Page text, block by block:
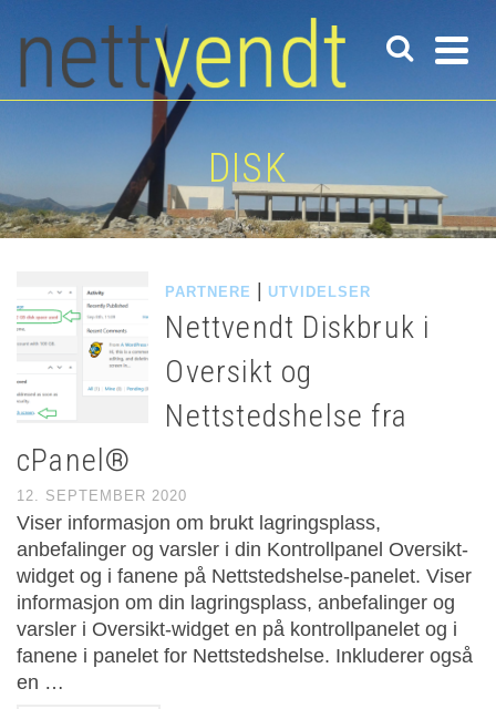
DISK
PARTNERE UTVIDELSER
Nettvendt Diskbruk i
Oversikt og
Nettstedshelse fra
cPanel®
12. SEPTEMBER 2020
Viser informasjon om brukt lagringsplass,
anbefalinger og varsler i din Kontrollpanel Oversikt-
widget og i fanene på Nettstedshelse-panelet. Viser
informasjon om din lagringsplass, anbefalinger og
varsler i Oversikt-widget en på kontrollpanelet og i
fanene i panelet for Nettstedshelse. Inkluderer også
en …